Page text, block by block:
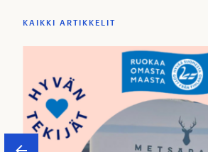
KAIKKI ARTIKKELIT